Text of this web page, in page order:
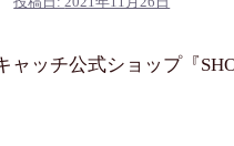
ッチ公式ショップ『